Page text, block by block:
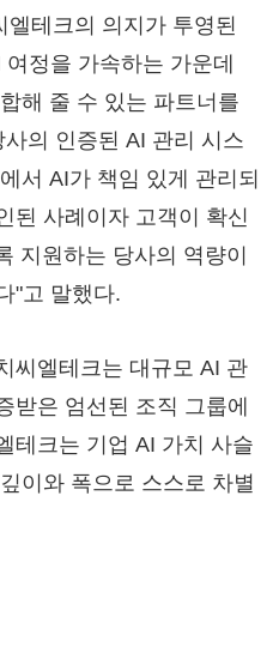
테크의 의지가 투영된
정을 가속하는 가운데
해 줄 수 있는 파트너를
의 인증된 AI 관리 시스
서 AI가 책임 있게 관리되
된 사례이자 고객이 확신
지원하는 당사의 역량이
"고 말했다.
씨엘테크는 대규모 AI 관
받은 엄선된 조직 그룹에
테크는 기업 AI 가치 사슬
이와 폭으로 스스로 차별